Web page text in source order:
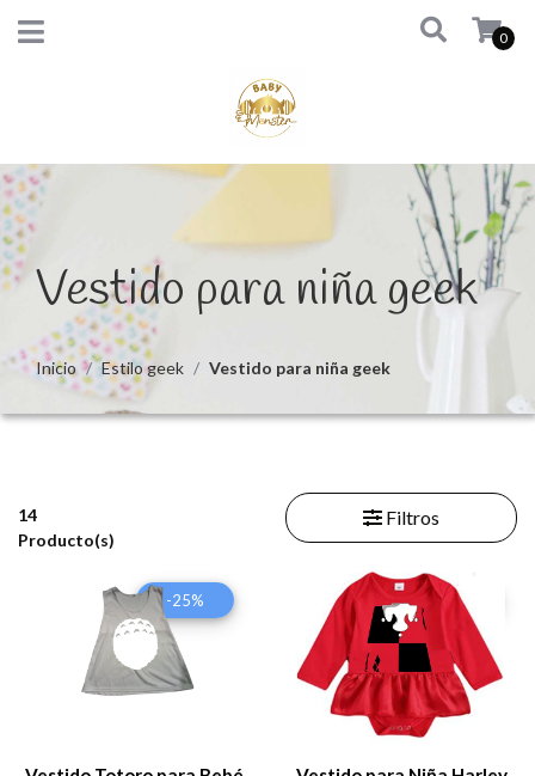
0
Vestido para niña geek
Inicio Estilo geek Vestido para niña geek
14
Producto(s)
Filtros
-25% -9%